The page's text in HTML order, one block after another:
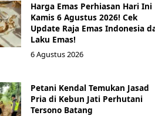
Harga Emas Perhiasan Hari Ini
Kamis 6 Agustus 2026! Cek
Update Raja Emas Indonesia
Laku Emas!
6 Agustus 2026
Petani Kendal Temukan Jasad
Pria di Kebun Jati Perhutani
Tersono Batang